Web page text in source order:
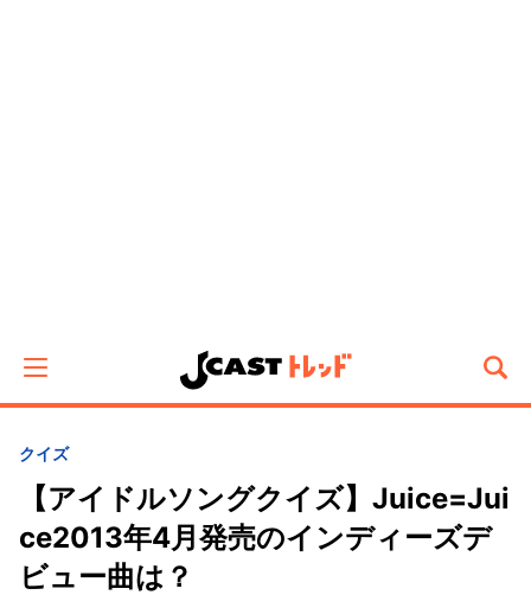
クイズ
【アイドルソングクイズ】Juice=Jui
ce2013年4月発売のインディーズデ
ビュー曲は？